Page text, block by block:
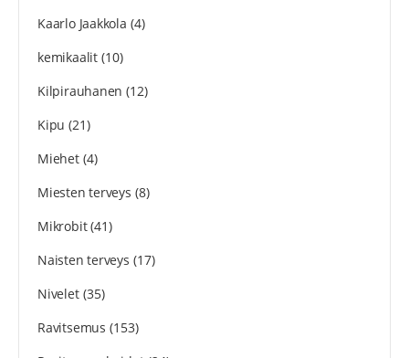
Kaarlo Jaakkola (4)
kemikaalit(10)
Kilpirauhanen (12)
Kipu (21)
Miehet(4)
Miesten terveys (8)
Mikrobit(41)
Naisten terveys (17)
Nivelet(35)
Ravitsemus (153)